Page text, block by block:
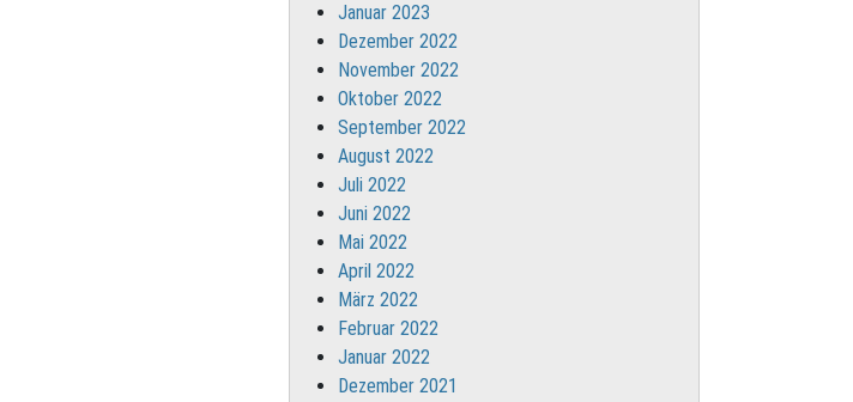
Januar 2023
Dezember 2022
November 2022
Oktober 2022
September 2022
August 2022
Juli 2022
Juni 2022
Mai 2022
April 2022
März 2022
Februar 2022
Januar 2022
Dezember 2021